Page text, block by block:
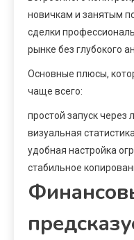
новичкам и занятым
сделки
рынке без глубокого
Основные плюсы,
чаще всего:
простой запуск через
визуальная
удобная настройка
стабильное